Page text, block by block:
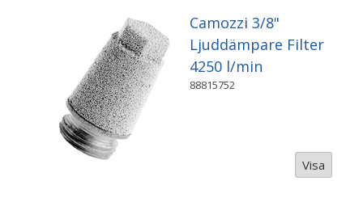
Camozzi 3/8"
Ljuddämpare Filter
4250 l/min
88815752
Visa